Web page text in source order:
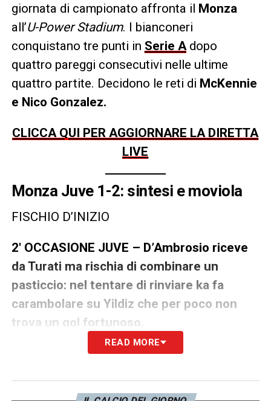
giornata di campionato affronta il Monza
all’U-Power Stadium. I bianconeri
conquistano tre punti in Serie Adopo
quattro pareggi consecutivi nelle ultime
quattro partite. Decidono le reti di McKennie
e Nico Gonzalez.
CLICCA QUI PER AGGIORNARE LA DIRETTA
LIVE
Monza Juve 1-2: sintesi e moviola
FISCHIO D’INIZIO
2′ OCCASIONE JUVE – D’Ambrosio riceve
da Turati ma rischia di combinare un
pasticcio: nel tentare di rinviare ka fa
carambolare su Yildiz che per poco non
trova un gol fortunoso.
4′ CI PROVA IL MONZA – Errore in fase
piccola che di sinistro prova il tiro: pallone
READ MORE